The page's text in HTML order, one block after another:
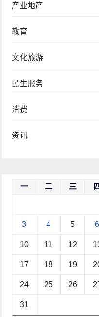
产业地产
教育
文化旅游
民生服务
消费
资讯
一 二 三
3 4 5 6
10 11 12
17 18 19
24 25 26
31